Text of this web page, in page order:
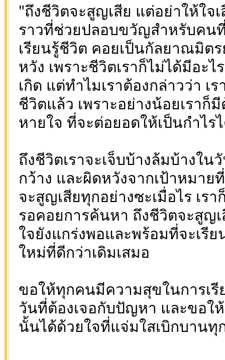
"ถึงชีวิตจะสูญเสีย แต่อย่าให้ใจ
ราวที่ช่วยปลอบขวัญสำหรับคน
เรียนรู้ชีวิต คอยเป็นกัลยาณมิต
หวัง เพราะชีวิตเราก็ไม่ได้มีอะ
เกิด แต่ทำไมเราต้องกล่าวว่า เ
ชีวิตแล้ว เพราะอย่างน้อยเรา
หายใจ ที่จะต่อยอดให้เป็นกำไร
ถึงชีวิตเราจะเจ็บบ้างล้มบ้างใน
กว้าง และผิดหวังจากเป้าหมาย
จะสูญเสียทุกอย่างซะเมื่อไร เร
รอคอยการค้นหา ถึงชีวิตจะสูญ
ใจยังแกร่งพอและพร้อมที่จะเรี
ใหม่ที่ดีกว่าเดิมเสมอ
ขอให้ทุกคนมีความสุขในการเ
วันที่ต้องเจอกับปัญหา และขอใ
นั้นได้ด้วยใจที่แจ่มใสเบิกบานทุ